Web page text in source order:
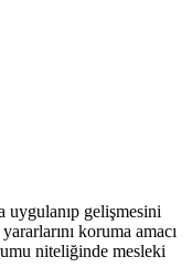
uygulanıp gelişmesini
koruma amacı
niteliğinde mesleki